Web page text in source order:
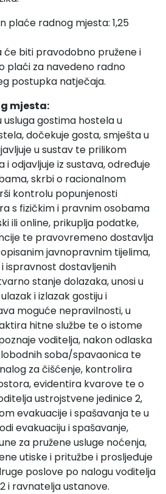
plaće radnog mjesta: 1,25
biti pravodobno pružene i
plaći za navedeno radno
postupka natječaja.
mjesta:
gostima hostela u
dočekuje gosta, smješta u
u sustav te prilikom
odjavljuje iz sustava, određuje
skrbi o racionalnom
kontrolu popunjenosti
s fizičkim i pravnim osobama
ili online, prikuplja podatke,
te pravovremeno dostavlja
javnopravnim tijelima,
ispravnost dostavljenih
stanje dolazaka, unosi u
i izlazak gostiju i
moguće nepravilnosti, u
hitne službe te o istome
voditelja, nakon odlaska
soba/spavaonica te
za čišćenje, kontrolira
evidentira kvarove te o
ustrojstvene jedinice 2,
evakuacije i spašavanja te u
evakuaciju i spašavanje,
za pružene usluge noćenja,
utiske i pritužbe i prosljeđuje
poslove po nalogu voditelja
i ravnatelja ustanove.